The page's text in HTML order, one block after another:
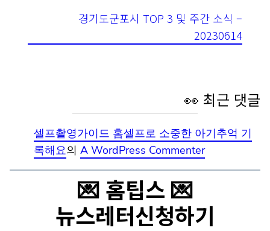
경기도군포시 TOP 3 및 주간 소식 –
20230614
👀 최근 댓글
셀프촬영가이드 홈셀프로 소중한 아기추억 기
록해요의 A WordPress Commenter
💌 홈팁스 💌
뉴스레터신청하기